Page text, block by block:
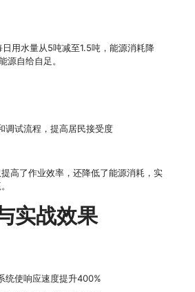
用水量从5吨减至1.5吨，能源消耗降
源自给自足。
调试流程，提高居民接受度
高了作业效率，还降低了能源消耗，实
实战效果
统使响应速度提升400%